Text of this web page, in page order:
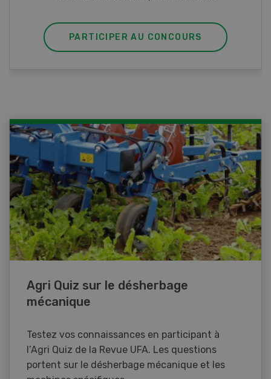
PARTICIPER AU CONCOURS
Agri Quiz sur le désherbage
mécanique
Testez vos connaissances en participant à
l’Agri Quiz de la Revue UFA. Les questions
portent sur le désherbage mécanique et les